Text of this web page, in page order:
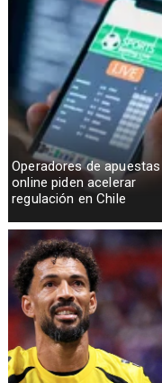
Operadores de apuestas
online piden acelerar
regulación en Chile